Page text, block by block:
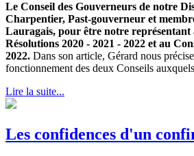
Le Conseil des Gouverneurs de notre
Charpentier, Past-gouverneur et
Lauragais, pour être notre représentant
Résolutions 2020 - 2021 - 2022 et au
2022. Dans son article, Gérard nous
fonctionnement des deux Conseils
Lire la suite...
Les confidences d'un